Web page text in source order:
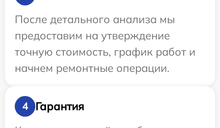
После детального анализа мы
предоставим на утверждение
точную стоимость, график работ и
начнем ремонтные операции.
4
Гарантия